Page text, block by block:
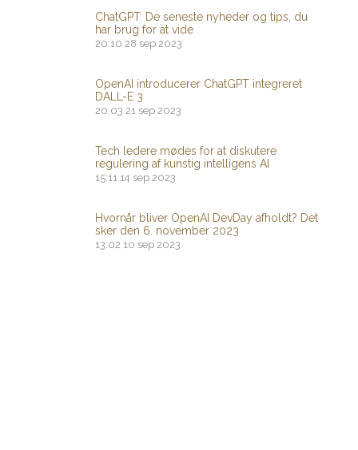
ChatGPT: De seneste nyheder og tips, du
har brug for at vide
20:10 28 sep 2023
OpenAI introducerer ChatGPT integreret
DALL-E 3
20:03 21 sep 2023
Tech ledere mødes for at diskutere
regulering af kunstig intelligens AI
15:11 14 sep 2023
Hvornår bliver OpenAI DevDay afholdt? Det
sker den 6. november 2023
13:02 10 sep 2023